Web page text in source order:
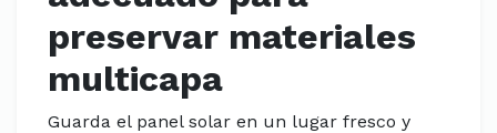
preservar materiales
multicapa
Guarda el panel solar en un lugar fresco y